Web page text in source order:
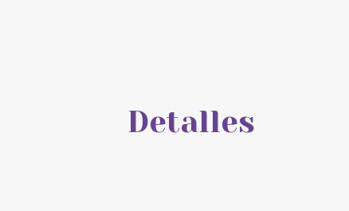
Detalles